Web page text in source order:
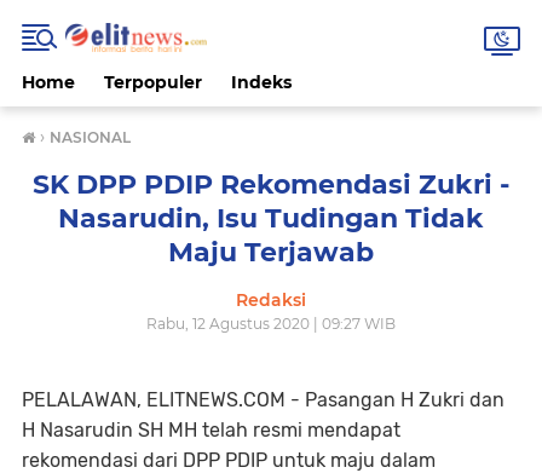
Home Terpopuler Indeks
› NASIONAL
SK DPP PDIP Rekomendasi Zukri -
Nasarudin, Isu Tudingan Tidak
Maju Terjawab
Redaksi
Rabu, 12 Agustus 2020 | 09:27 WIB
PELALAWAN, ELITNEWS.COM - Pasangan H Zukri dan
H Nasarudin SH MH telah resmi mendapat
rekomendasi dari DPP PDIP untuk maju dalam